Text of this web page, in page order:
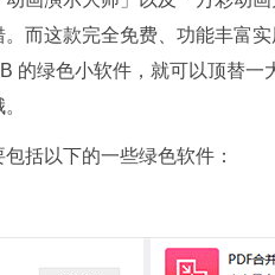
而这款完全免费、功能丰富
的绿色小软件，就可以顶替
括以下的一些绿色软件：